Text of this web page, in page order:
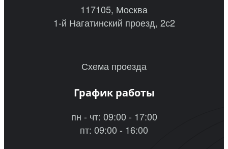
117105, Москва
1-й Нагатинский проезд, 2с2
Схема проезда
График работы
пн - чт: 09:00 - 17:00
пт: 09:00 - 16:00